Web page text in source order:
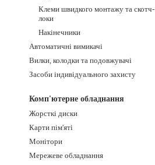
Клеми швидкого монтажу та скотч-
локи
Накінечники
Автоматичні вимикачі
Вилки, колодки та подовжувачі
Засоби індивідуального захисту
Комп'ютерне обладнання
Жорсткі диски
Карти пім'яті
Монітори
Мережеве обладнання